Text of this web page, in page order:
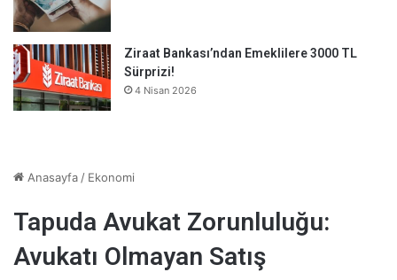
Ziraat Bankası’ndan Emeklilere 3000 TL
Sürprizi!
4 Nisan 2026